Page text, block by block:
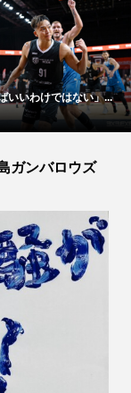
フ優勝を目指す
ガンバロウズ